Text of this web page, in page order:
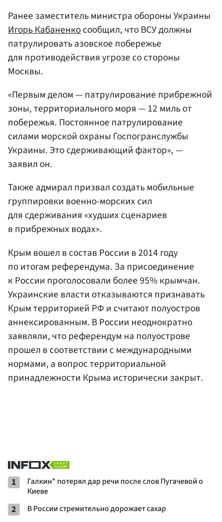
Ранее заместитель министра обороны Украины
Игорь Кабаненкосообщил, что ВСУ должны
патрулировать азовское побережье
для противодействия угрозе со стороны
Москвы.
«Первым делом — патрулирование прибрежной
зоны, территориального моря — 12 миль от
побережья. Постоянное патрулирование
силами морской охраны Госпогранслужбы
Украины. Это сдерживающий фактор», —
заявил он.
Также адмирал призвал создать мобильные
группировки военно-морских сил
для сдерживания «худших сценариев
в прибрежных водах».
Крым вошел в состав России в 2014 году
по итогам референдума. За присоединение
к России проголосовали более 95% крымчан.
Украинские власти отказываются признавать
Крым территорией РФ и считают полуостров
аннексированным. В России неоднократно
заявляли, что референдум на полуострове
прошел в соответствии с международными
нормами, а вопрос территориальной
принадлежности Крыма исторически закрыт.
1
Галкин* потерял дар речи после слов Пугачевой о
Киеве
2 В России стремительно дорожает сахар